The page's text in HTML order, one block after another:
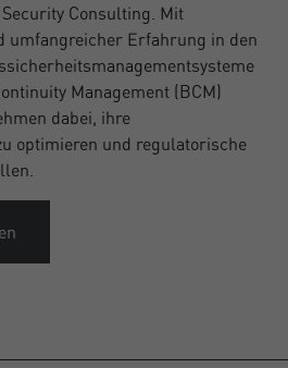
Consulting. Mit
umfangreicher Erfahrung in den
Management (BCM)
dabei, ihre
optimieren und regulatorische